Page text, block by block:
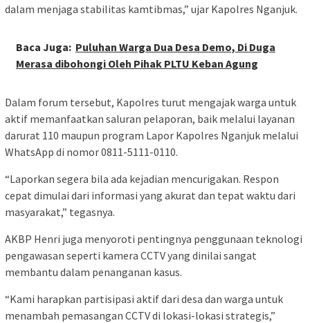
dalam menjaga stabilitas kamtibmas,” ujar Kapolres Nganjuk.
Baca Juga: Puluhan Warga Dua Desa Demo, Di Duga
Merasa dibohongi Oleh Pihak PLTU Keban Agung
Dalam forum tersebut, Kapolres turut mengajak warga untuk
aktif memanfaatkan saluran pelaporan, baik melalui layanan
darurat 110 maupun program Lapor Kapolres Nganjuk melalui
WhatsApp di nomor 0811-5111-0110.
“Laporkan segera bila ada kejadian mencurigakan. Respon
cepat dimulai dari informasi yang akurat dan tepat waktu dari
masyarakat,” tegasnya.
AKBP Henri juga menyoroti pentingnya penggunaan teknologi
pengawasan seperti kamera CCTV yang dinilai sangat
membantu dalam penanganan kasus.
“Kami harapkan partisipasi aktif dari desa dan warga untuk
menambah pemasangan CCTV di lokasi-lokasi strategis,”